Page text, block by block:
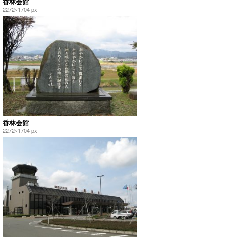
2272×1704 px
香林会館
2272×1704 px